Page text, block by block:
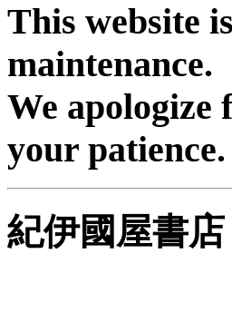
This website
maintenance.
We apologize
your patience.
紀伊國屋書店